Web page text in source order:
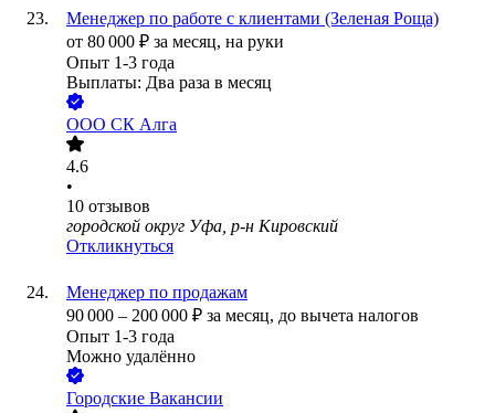
Менеджер по работе с клиентами (Зеленая Роща)
от 80 000 ₽ за месяц, на руки
Опыт 1-3 года
Выплаты: Два раза в месяц
ООО СК Алга
4.6
•
10 отзывов
городской округ Уфа, р-н Кировский
Откликнуться
Менеджер по продажам
90 000 – 200 000 ₽ за месяц, до вычета налогов
Опыт 1-3 года
Можно удалённо
Городские Вакансии